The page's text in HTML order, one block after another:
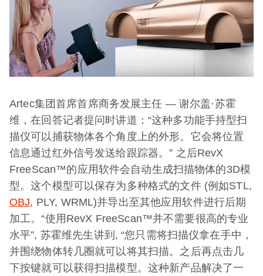
Artec集团首席首席商务发展主任 — 谢尔盖·苏霍
维，在回答记者提问时讲道：“这种多功能手持型扫
描仪可以捕获物体各个角度上的外形。它会将位置
信息通过红外信号发送给跟踪器。” 之后RevX
FreeScan™的应用软件会自动生成扫描物体的3D模
型。这个模型可以保存为多种格式的文件 (例如STL,
OBJ, PLY, WRML)并导出至其他应用软件进行后期
加工。“使用RevX FreeScan™并不需要很高的专业
水平”, 苏霍维先生讲到, “您只需将扫描仪拿在手中，
并围绕物体转几圈就可以将其扫描。之后再点击几
下按键就可以获得扫描模型。这种新产品解决了一